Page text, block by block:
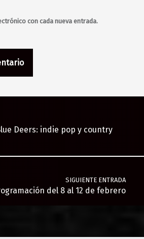
con cada nueva entrada.
Deers: indie pop y country
SIGUIENTE ENTRADA
del 8 al 12 de febrero